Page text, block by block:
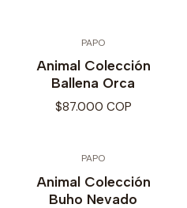
PAPO
Animal Colección
Ballena Orca
$87.000 COP
PAPO
Animal Colección
Buho Nevado